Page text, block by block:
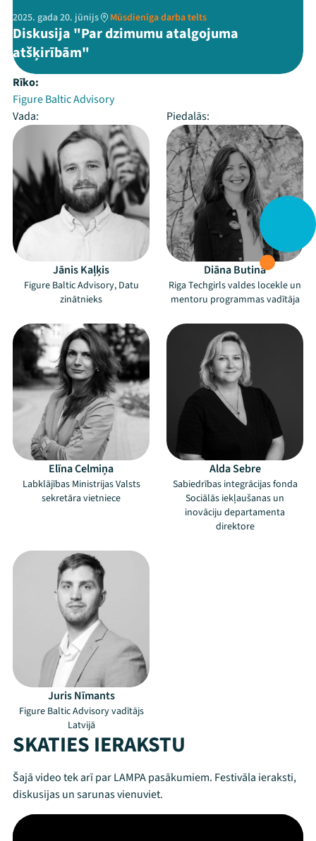
2025. gada 20. jūnijs Mūsdienīga darba telts
Diskusija "Par dzimumu atalgojuma
atšķirībām"
Rīko:
Figure Baltic Advisory
Vada:
Piedalās:
Jānis Kaļķis
Figure Baltic Advisory, Datu
zinātnieks
Diāna Butina
Riga Techgirls valdes locekle un
mentoru programmas vadītāja
Elīna Celmiņa
Labklājības Ministrijas Valsts
sekretāra vietniece
Alda Sebre
Sabiedrības integrācijas fonda
Sociālās iekļaušanas un
inovāciju departamenta
direktore
Juris Nīmants
Figure Baltic Advisory vadītājs
Latvijā
SKATIES IERAKSTU
Šajā video tek arī par LAMPA pasākumiem. Festivāla ieraksti,
diskusijas un sarunas vienuviet.